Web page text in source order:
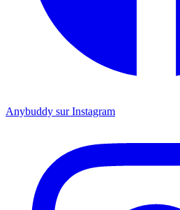
Anybuddy sur Instagram